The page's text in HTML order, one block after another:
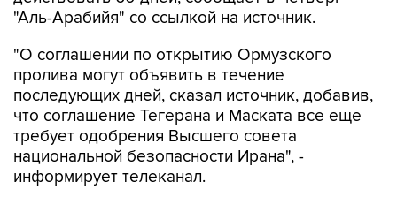
"О соглашении по открытию Ормузского
последующих дней, сказал источник, добавив,
что соглашение Тегерана и Маската все еще
требует одобрения Высшего совета
национальной безопасности Ирана", -
информирует телеканал.
"Источник продолжил, что предложенное